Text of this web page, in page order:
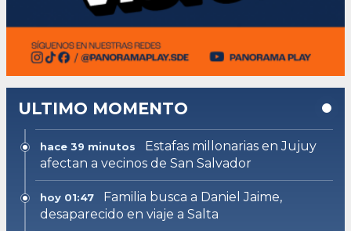
ULTIMO MOMENTO
hace 39 minutos
Estafas millonarias en Jujuy
afectan a vecinos de San Salvador
hoy 01:47
Familia busca a Daniel Jaime,
desaparecido en viaje a Salta